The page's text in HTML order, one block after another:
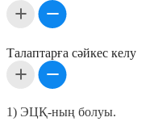
Талаптарға сәйкес келу
1) ЭЦҚ-ның болуы.